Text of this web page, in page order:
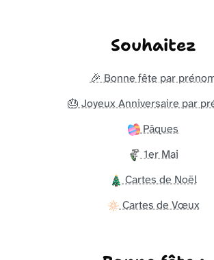
Souhaitez
🎉 Bonne fête par
🎂 Joyeux Anniversaire par
Pâques
1er Mai
Cartes de Noël
Cartes de Vœux